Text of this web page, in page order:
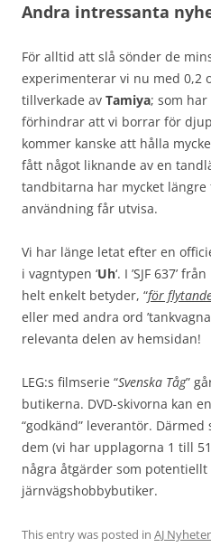
Andra intressanta
För alltid att slå sönder de
experimenterar vi nu med 0,2
tillverkade av Tamiya; som har
förhindrar att vi borrar för
kommer kanske att hålla
fått något liknande av en
tandbitarna har mycket
användning får utvisa.
Vi har länge letat efter en
i vagntypen ‘Uh‘. I ’SJF 637’
helt enkelt betyder, “för
eller med andra ord
relevanta delen av hemsidan!
LEG:s filmserie “Svenska Tåg”
butikerna. DVD-skivorna kan
“godkänd” leverantör.
dem (vi har upplagorna 1 till
några åtgärder som
järnvägshobbybutiker.
This entry was posted in AJ Nyheter